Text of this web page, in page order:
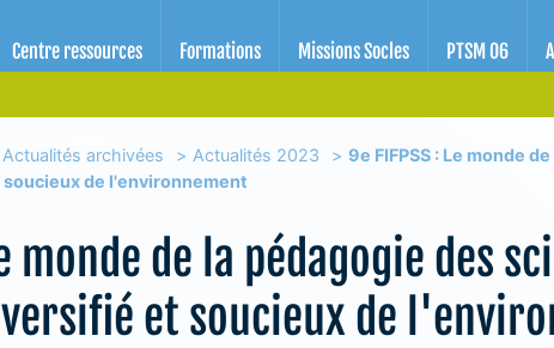
pour la santé des Alpes-Maritimes
Centre ressources Formations Missions Socles PTSM 06
Actualités archivées Actualités 2023
9e FIFPSS : Le monde
de l'environnement
monde de la pédagogie des
et soucieux de